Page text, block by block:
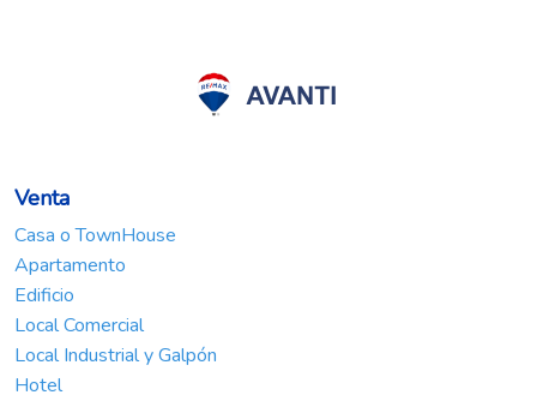
Venta
Casa o TownHouse
Apartamento
Edificio
Local Comercial
Local Industrial y Galpón
Hotel